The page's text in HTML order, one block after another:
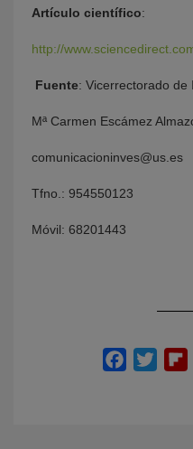
Artículo científico:
http://
Fuente: Vicerrectorado de
Mª Carmen Escámez
comunicacioninves@us.es
Tfno.: 954550123
Móvil: 68201443